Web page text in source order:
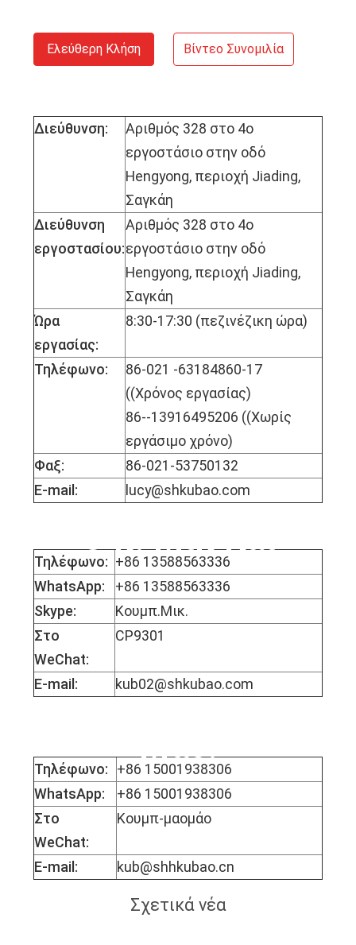
Ελεύθερη Κλήση Βίντεο Συνομιλία
Διεύθυνση:
Αριθμός 328 στο 4ο
εργοστάσιο στην οδό
Hengyong, περιοχή Jiading,
Σαγκάη
Διεύθυνση
εργοστασίου:
Αριθμός 328 στο 4ο
εργοστάσιο στην οδό
Hengyong, περιοχή Jiading,
Σαγκάη
Ώρα
εργασίας:
8:30-17:30 (πεζινέζικη ώρα)
Τηλέφωνο:
86-021 -63184860-17
((Χρόνος εργασίας)
86--13916495206 ((Χωρίς
εργάσιμο χρόνο)
Φαξ:
86-021-53750132
E-mail:
lucy@shkubao.com
Τηλέφωνο: +86 13588563336
WhatsApp:
+86 13588563336
Skype:
Κουμπ.Μικ.
Στο
WeChat:
CP9301
E-mail: kub02@shkubao.com
Τηλέφωνο:
+86 15001938306
WhatsApp:
+86 15001938306
Στο
WeChat:
Κουμπ-μαομάο
E-mail: kub@shhkubao.cn
Σχετικά νέα